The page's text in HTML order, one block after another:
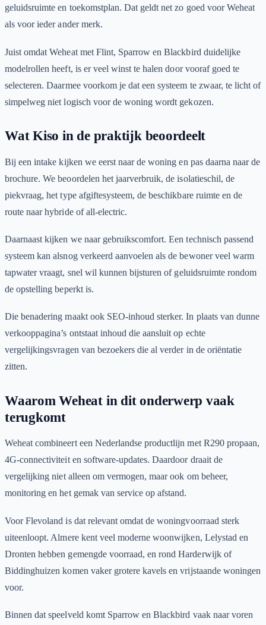
geluidsruimte en toekomstplan. Dat geldt net zo goed voor Weheat
als voor ieder ander merk.
Juist omdat Weheat met Flint, Sparrow en Blackbird duidelijke
modelrollen heeft, is er veel winst te halen door vooraf goed te
selecteren. Daarmee voorkom je dat een systeem te zwaar, te licht of
simpelweg niet logisch voor de woning wordt gekozen.
Wat Kiso in de praktijk beoordeelt
Bij een intake kijken we eerst naar de woning en pas daarna naar de
brochure. We beoordelen het jaarverbruik, de isolatieschil, de
piekvraag, het type afgiftesysteem, de beschikbare ruimte en de
route naar hybride of all-electric.
Daarnaast kijken we naar gebruikscomfort. Een technisch passend
systeem kan alsnog verkeerd aanvoelen als de bewoner veel warm
tapwater vraagt, snel wil kunnen bijsturen of geluidsruimte rondom
de opstelling beperkt is.
Die benadering maakt ook SEO-inhoud sterker. In plaats van dunne
verkooppagina’s ontstaat inhoud die aansluit op echte
vergelijkingsvragen van bezoekers die al verder in de oriëntatie
zitten.
Waarom Weheat in dit onderwerp vaak
terugkomt
Weheat combineert een Nederlandse productlijn met R290 propaan,
4G-connectiviteit en software-updates. Daardoor draait de
vergelijking niet alleen om vermogen, maar ook om beheer,
monitoring en het gemak van service op afstand.
Voor Flevoland is dat relevant omdat de woningvoorraad sterk
uiteenloopt. Almere kent veel moderne woonwijken, Lelystad en
Dronten hebben gemengde voorraad, en rond Harderwijk of
Biddinghuizen komen vaker grotere kavels en vrijstaande woningen
voor.
Binnen dat speelveld komt Sparrow en Blackbird vaak naar voren